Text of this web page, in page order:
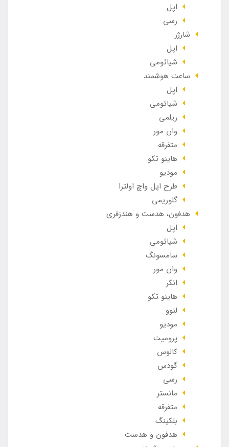
اپل
رسی
شارژر
اپل
شیائومی
ساعت هوشمند
اپل
شیائومی
ریلمی
وان مور
متفرقه
هاینو تکو
مودیو
طرح اپل واچ اولترا
گلوریمی
هدفون، هدست و هندزفری
اپل
شیائومی
سامسونگ
وان مور
انکر
هاینو تکو
لنوو
مودیو
پرومیت
کالوس
گودس
رسی
مانستر
متفرقه
بلکینگ
هدفون و هدست